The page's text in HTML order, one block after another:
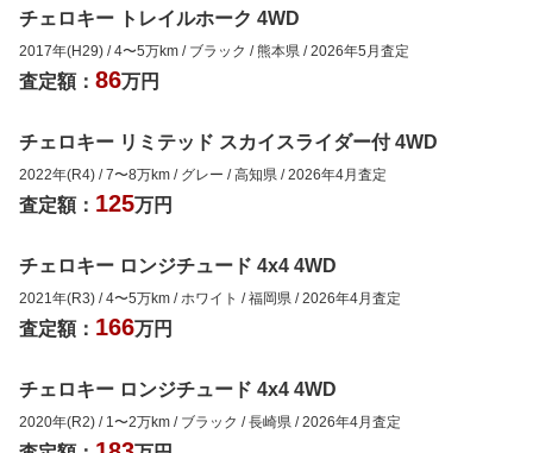
チェロキー トレイルホーク 4WD
2017年(H29) /4〜5万km / ブラック /熊本県 /2026年5月査定
査定額： 86万円
チェロキー リミテッド スカイスライダー付 4WD
2022年(R4) /7〜8万km / グレー /高知県 /2026年4月査定
査定額： 125万円
チェロキー ロンジチュード 4x4 4WD
2021年(R3) /4〜5万km / ホワイト /福岡県 /2026年4月査定
査定額： 166万円
チェロキー ロンジチュード 4x4 4WD
2020年(R2) / 1 〜2万km / ブラック /長崎県 /2026年4月査定